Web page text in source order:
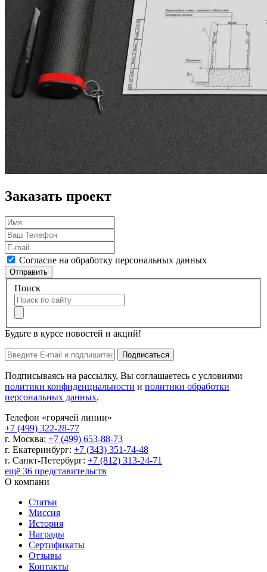
Заказать проект
Согласие на обработку персональных данных
Отправить
Поиск
Будьте в курсе новостей и акций!
Подписаться
Подписываясь на рассылку, Вы соглашаетесь с условиями
политики конфиденциальности и политики обработки
персональных данных.
Телефон «горячей линии»
+7 (499) 322-28-77
г. Москва: +7 (499) 653-88-73
г. Екатеринбург: +7 (343) 351-74-48
г. Санкт-Петербург: +7 (812) 313-24-71
ещё 36 представительств
О компани
Статьи
Миссия
История
Награды
Сертификаты
Отзывы
Контакты